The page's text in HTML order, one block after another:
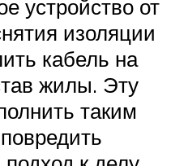
устройство от
изоляции
кабель на
жилы. Эту
таким